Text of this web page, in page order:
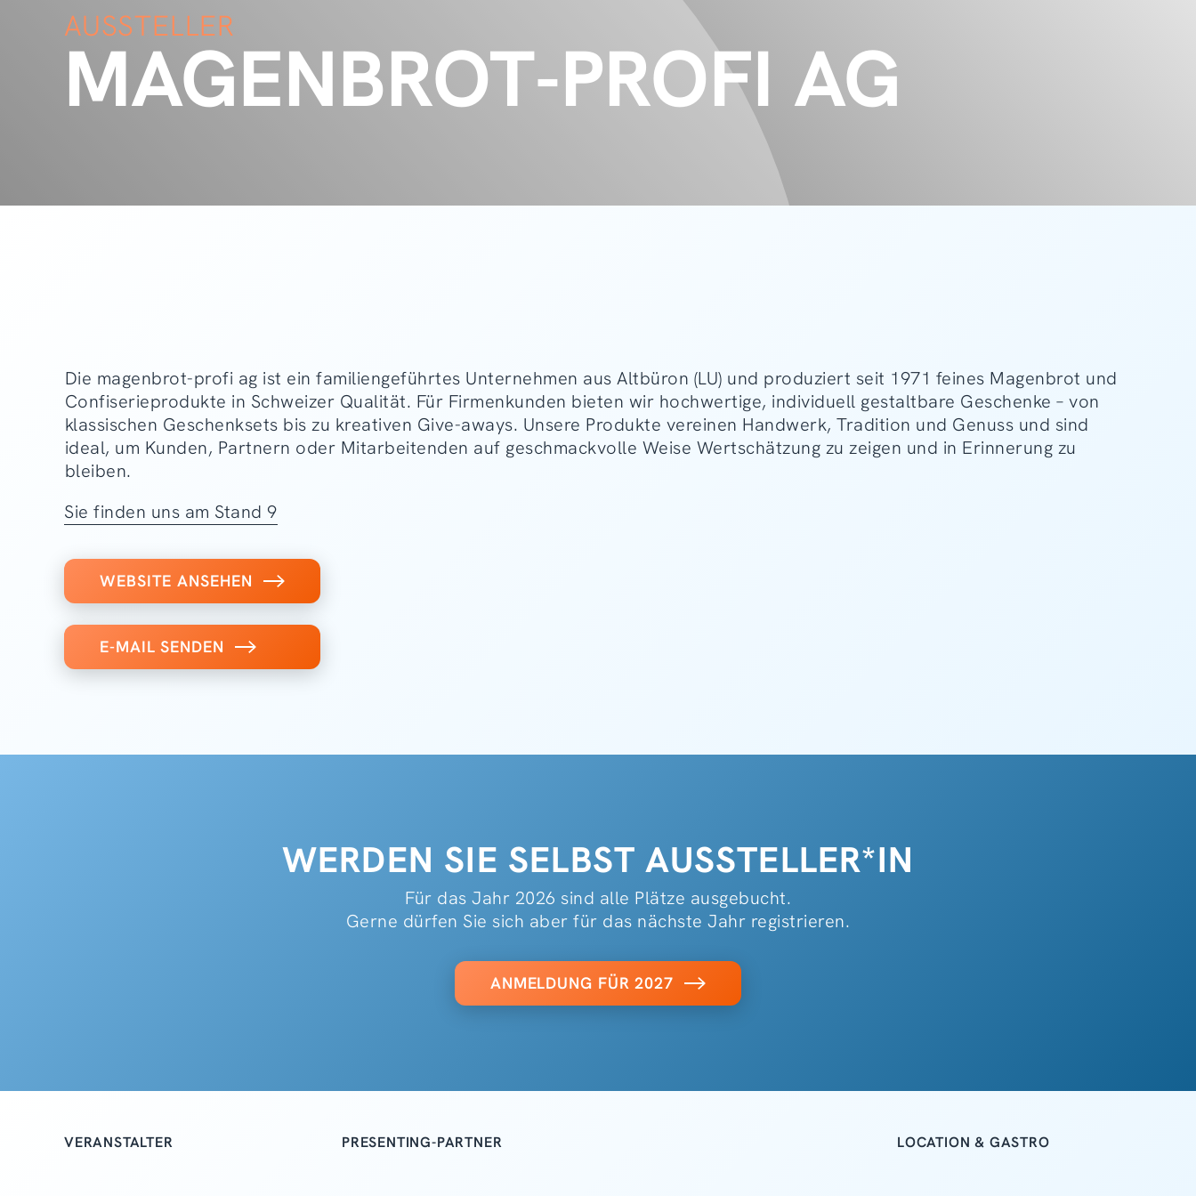
AUSSTELLER
MAGENBROT-PROFI AG
Die magenbrot-profi ag ist ein familiengeführtes Unternehmen aus Altbüron (LU) und produziert seit 1971 feines Magenbrot und
Confiserieprodukte in Schweizer Qualität. Für Firmenkunden bieten wir hochwertige, individuell gestaltbare Geschenke – von
klassischen Geschenksets bis zu kreativen Give-aways. Unsere Produkte vereinen Handwerk, Tradition und Genuss und sind
ideal, um Kunden, Partnern oder Mitarbeitenden auf geschmackvolle Weise Wertschätzung zu zeigen und in Erinnerung zu
bleiben.
Sie finden uns am Stand 9
WEBSITE ANSEHEN
E-MAIL SENDEN
WERDEN SIE SELBST AUSSTELLER*IN
Für das Jahr 2026 sind alle Plätze ausgebucht.
Gerne dürfen Sie sich aber für das nächste Jahr registrieren.
ANMELDUNG FÜR 2027
VERANSTALTER PRESENTING-PARTNER LOCATION & GASTRO